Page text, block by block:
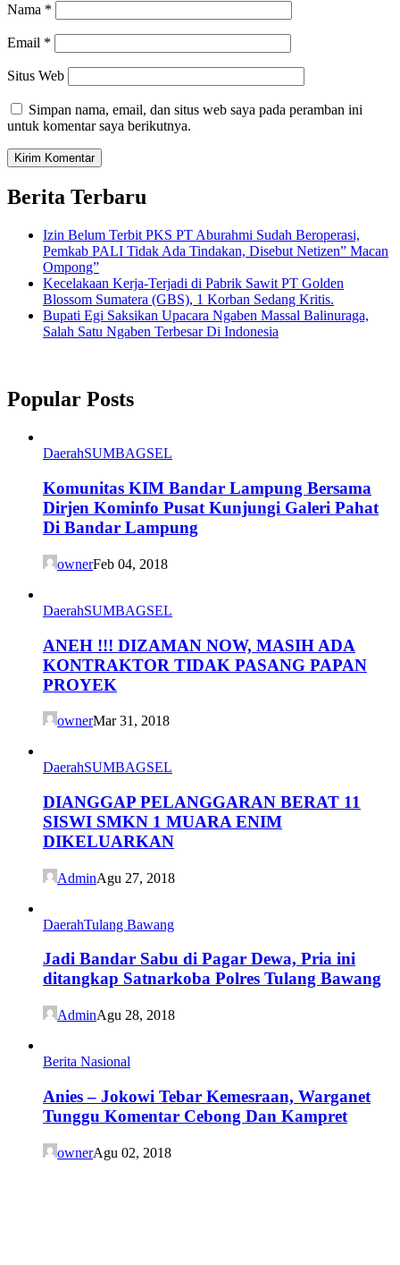
Nama *
Email *
Situs Web
Simpan nama, email, dan situs web saya pada peramban ini
untuk komentar saya berikutnya.
Berita Terbaru
Izin Belum Terbit PKS PT Aburahmi Sudah Beroperasi,
Pemkab PALI Tidak Ada Tindakan, Disebut Netizen” Macan
Ompong”
Kecelakaan Kerja-Terjadi di Pabrik Sawit PT Golden
Blossom Sumatera (GBS), 1 Korban Sedang Kritis.
Bupati Egi Saksikan Upacara Ngaben Massal Balinuraga,
Salah Satu Ngaben Terbesar Di Indonesia
Popular Posts
DaerahSUMBAGSEL
Komunitas KIM Bandar Lampung Bersama
Dirjen Kominfo Pusat Kunjungi Galeri Pahat
Di Bandar Lampung
ownerFeb 04, 2018
DaerahSUMBAGSEL
ANEH !!! DIZAMAN NOW, MASIH ADA
KONTRAKTOR TIDAK PASANG PAPAN
PROYEK
ownerMar 31, 2018
DaerahSUMBAGSEL
DIANGGAP PELANGGARAN BERAT 11
SISWI SMKN 1 MUARA ENIM
DIKELUARKAN
AdminAgu 27, 2018
DaerahTulang Bawang
Jadi Bandar Sabu di Pagar Dewa, Pria ini
ditangkap Satnarkoba Polres Tulang Bawang
AdminAgu 28, 2018
Berita Nasional
Anies – Jokowi Tebar Kemesraan, Warganet
Tunggu Komentar Cebong Dan Kampret
ownerAgu 02, 2018